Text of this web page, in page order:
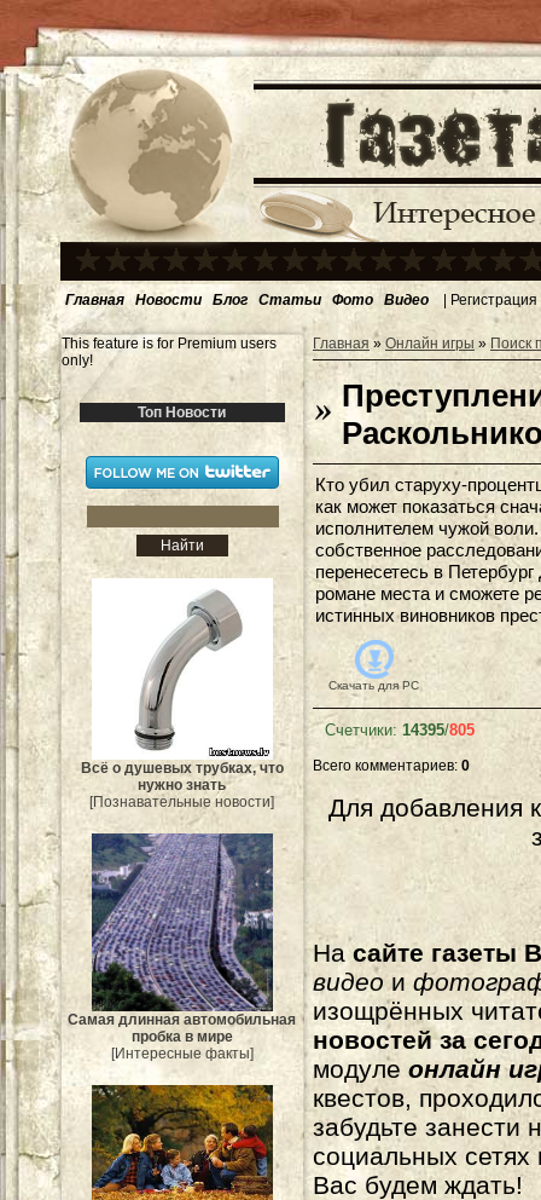
Главная Новости Блог Статьи Фото Видео | Регистрация
This feature is for Premium users
only!
Топ Новости
Всё о душевых трубках, что
нужно знать
[Познавательные новости]
Самая длинная автомобильная
пробка в мире
[Интересные факты]
Главная » Онлайн игры » Поиск
Кто убил старуху-
как может показаться
исполнителем чужой
собственное
перенесетесь в
романе места и сможете
истинных виновников
Скачать дляPC
Счетчики: 14395/805
Всего комментариев: 0
Для добавления
Насайте газеты
видео и
изощрённых
новостей за
модуле онлайн
квестов,
забудьте
социальных
Вас будем ждать!